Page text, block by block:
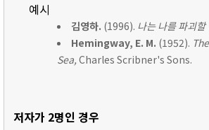
예시
김영하. (1996). 나는 나를 파괴할
Hemingway, E. M. (1952).
Sea,Charles Scribner's Sons.
저자가 2명인 경우